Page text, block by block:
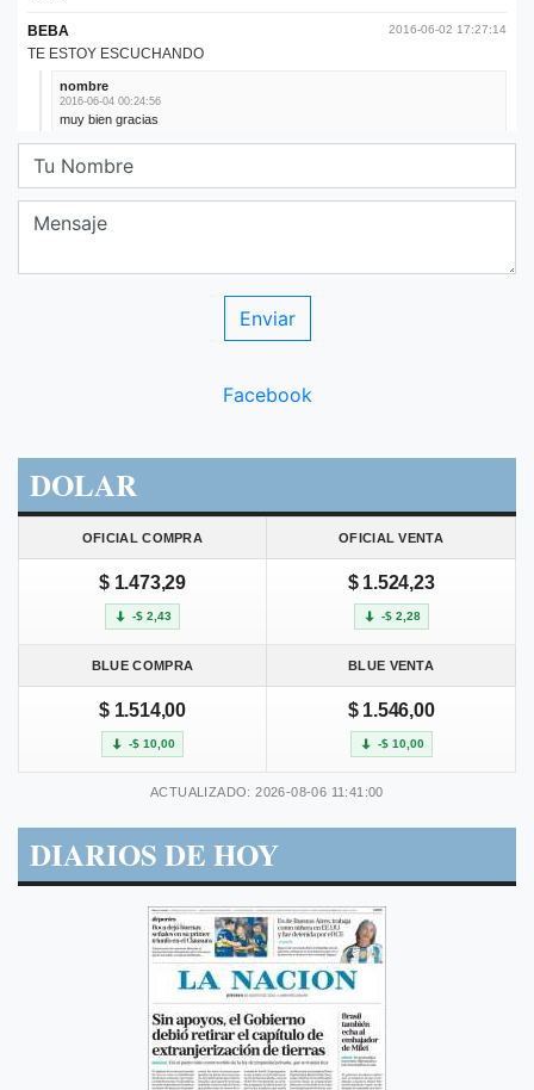
Facebook
DOLAR
OFICIAL COMPRA OFICIAL VENTA
$ 1.473,29
-$ 2,43
$ 1.524,23
-$ 2,28
BLUE COMPRA BLUE VENTA
$ 1.514,00
-$ 10,00
$ 1.546,00
-$ 10,00
ACTUALIZADO: 2026-08-06 11:41:00
DIARIOS DE HOY